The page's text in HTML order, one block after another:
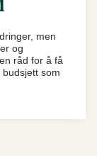
men
og
råd for å få
som